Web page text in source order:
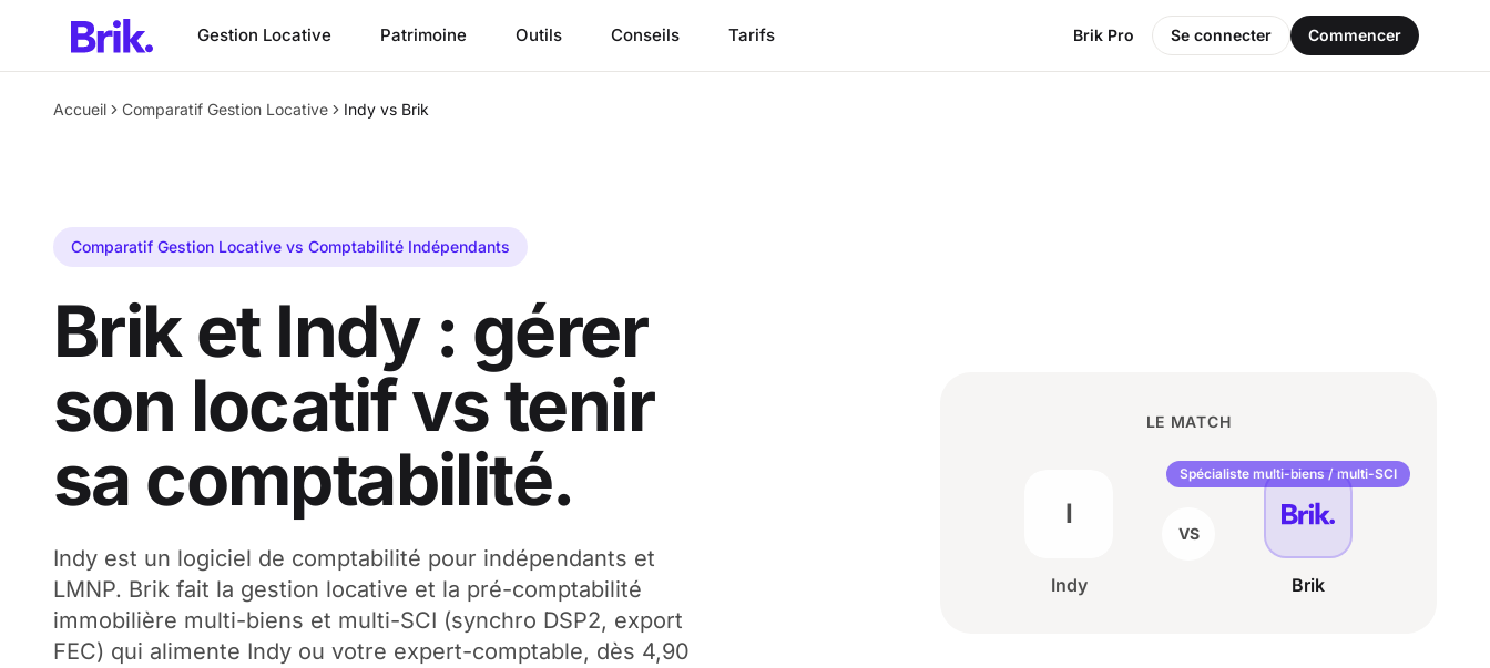
Gestion Locative Patrimoine Outils Conseils Tarifs Brik Pro Se connecter Commencer
Accueil Comparatif Gestion Locative Indy vs Brik
Comparatif Gestion Locative vs Comptabilité Indépendants
Brik et Indy : gérer
son locatif vs tenir
sa comptabilité.
Indy est un logiciel de comptabilité pour indépendants et
LMNP. Brik fait la gestion locative et la pré-comptabilité
immobilière multi-biens et multi-SCI (synchro DSP2, export
FEC) qui alimente Indy ou votre expert-comptable, dès 4,90
LE MATCH
I
Indy
VS
Brik
Spécialiste multi-biens / multi-SCI